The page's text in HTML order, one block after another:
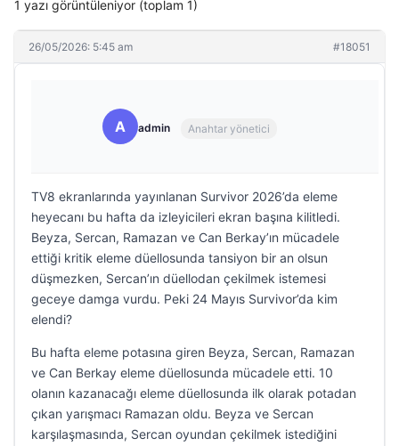
1 yazı görüntüleniyor (toplam 1)
26/05/2026: 5:45 am #18051
A admin Anahtar yönetici
TV8 ekranlarında yayınlanan Survivor 2026’da eleme
heyecanı bu hafta da izleyicileri ekran başına kilitledi.
Beyza, Sercan, Ramazan ve Can Berkay’ın mücadele
ettiği kritik eleme düellosunda tansiyon bir an olsun
düşmezken, Sercan’ın düellodan çekilmek istemesi
geceye damga vurdu. Peki 24 Mayıs Survivor’da kim
elendi?
Bu hafta eleme potasına giren Beyza, Sercan, Ramazan
ve Can Berkay eleme düellosunda mücadele etti. 10
olanın kazanacağı eleme düellosunda ilk olarak potadan
çıkan yarışmacı Ramazan oldu. Beyza ve Sercan
karşılaşmasında, Sercan oyundan çekilmek istediğini